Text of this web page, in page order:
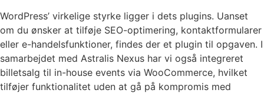
WordPress’ virkelige styrke ligger i dets plugins. Uanset
om du ønsker at tilføje SEO-optimering, kontaktformularer
eller e-handelsfunktioner, findes der et plugin til opgaven. I
samarbejdet med Astralis Nexus har vi også integreret
billetsalg til in-house events via WooCommerce, hvilket
tilføjer funktionalitet uden at gå på kompromis med